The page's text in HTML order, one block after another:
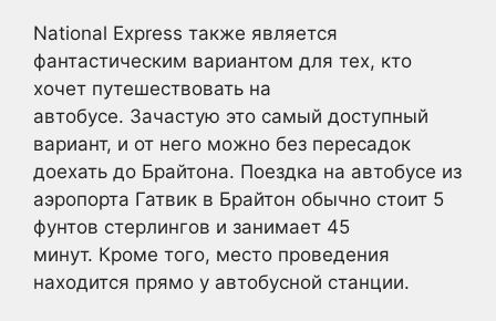
National Express также является
фантастическим вариантом для тех, кто
хочет путешествовать на
автобусе. Зачастую это самый доступный
вариант, и от него можно без пересадок
доехать до Брайтона. Поездка на автобусе из
аэропорта Гатвик в Брайтон обычно стоит 5
фунтов стерлингов и занимает 45
минут. Кроме того, место проведения
находится прямо у автобусной станции.